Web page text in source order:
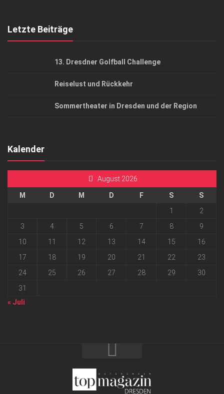
Letzte Beiträge
13. Dresdner Golfball Challenge
Reiselust und Rückkehr
Sommertheater in Dresden und der Region
Kalender
August 2026
M D M D F S
S
1
2
3
4 5 6 7 8
9
10
11 12 13 14 15
16
17
18 19 20 21 22
23
24
25 26 27 28 29
30
31
« Juli